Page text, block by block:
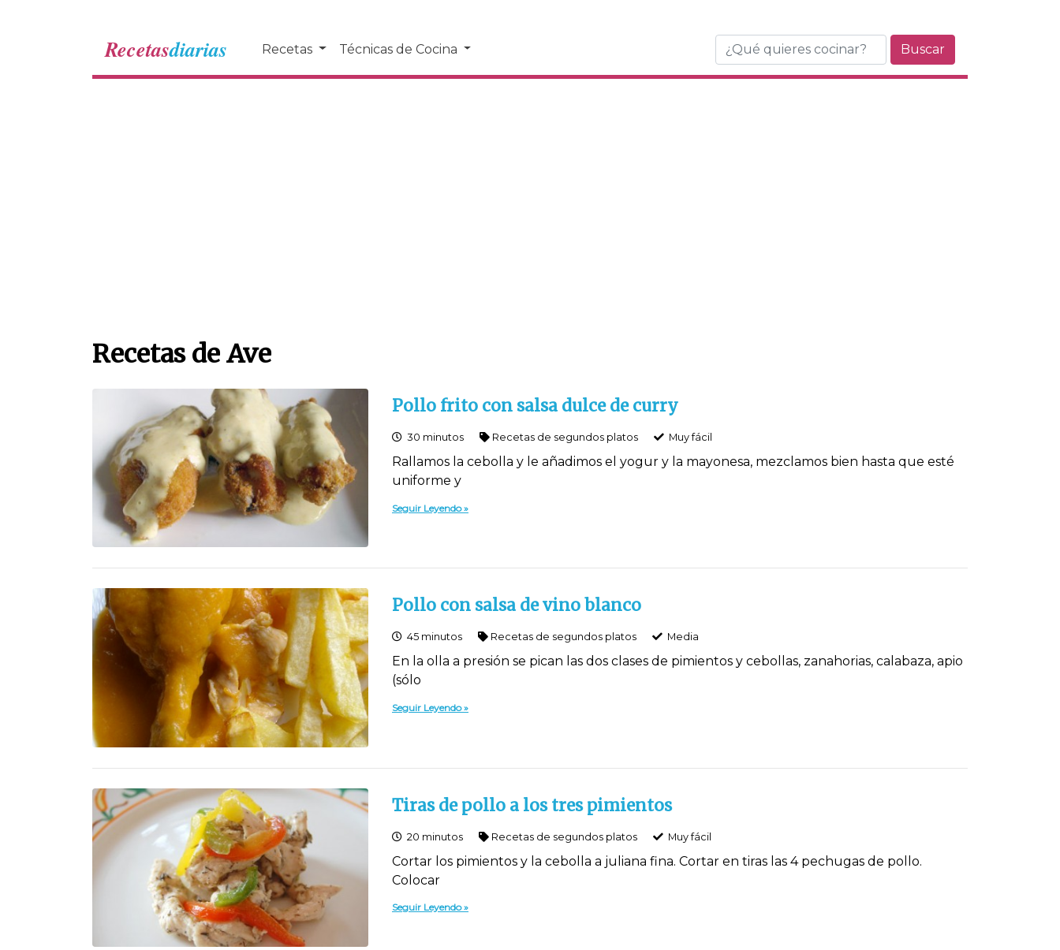
Recetasdiarias Recetas Técnicas de Cocina Buscar
Recetas de Ave
Pollo frito con salsa dulce de curry
30 minutos Recetas de segundos platos Muy fácil
Rallamos la cebolla y le añadimos el yogur y la mayonesa, mezclamos bien hasta que esté
uniforme y
Seguir Leyendo
Pollo con salsa de vino blanco
45 minutos Recetas de segundos platos Media
En la olla a presión se pican las dos clases de pimientos y cebollas, zanahorias, calabaza, apio
(sólo
Seguir Leyendo
Tiras de pollo a los tres pimientos
20 minutos Recetas de segundos platos Muy fácil
Cortar los pimientos y la cebolla a juliana fina. Cortar en tiras las 4 pechugas de pollo.
Colocar
Seguir Leyendo